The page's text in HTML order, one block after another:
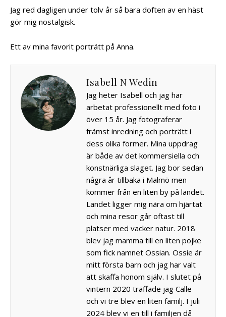
Jag red dagligen under tolv år så bara doften av en häst
gör mig nostalgisk.
Ett av mina favorit porträtt på Anna.
Isabell N Wedin
Jag heter Isabell och jag har
arbetat professionellt med foto i
över 15 år. Jag fotograferar
främst inredning och porträtt i
dess olika former. Mina uppdrag
är både av det kommersiella och
konstnärliga slaget. Jag bor sedan
några år tillbaka i Malmö men
kommer från en liten by på landet.
Landet ligger mig nära om hjärtat
och mina resor går oftast till
platser med vacker natur. 2018
blev jag mamma till en liten pojke
som fick namnet Ossian. Ossie är
mitt första barn och jag har valt
att skaffa honom själv. I slutet på
vintern 2020 träffade jag Calle
och vi tre blev en liten familj. I juli
2024 blev vi en till i familjen då